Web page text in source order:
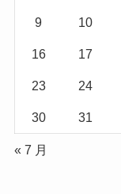
9 10
16 17
23 24
30 31
« 7 月